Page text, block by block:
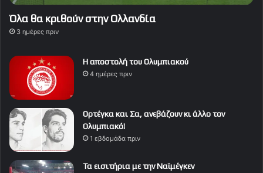
Όλα θα κριθούν στην Ολλανδία
3 ημέρες πριν
Η αποστολή του Ολυμπιακού
4 ημέρες πριν
Ορτέγκα και Σα, ανεβάζουν κι άλλο τον
Ολυμπιακό!
1 εβδομάδα πριν
Τα εισιτήρια με την Ναϊμέγκεν